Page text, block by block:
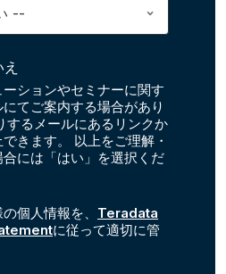
ションやセミナーに関す
てご案内する場合があり
するメールにあるリンクか
きます。 以上をご理解・
には「はい」を選択くだ
個人情報を、 Teradata
に従って適切に管